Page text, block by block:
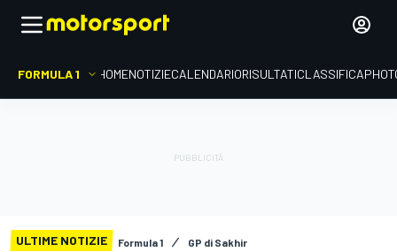
FORMULA 1 HOMENOTIZIECALENDARIORISULTATICLASSIFICA
ULTIME NOTIZIE Formula 1 GP di Sakhir